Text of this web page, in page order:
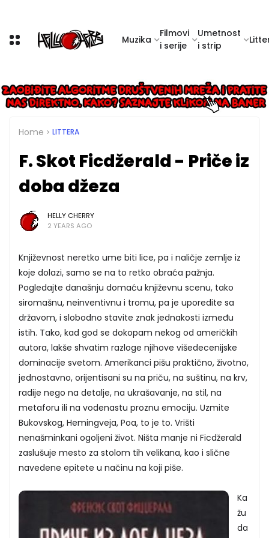
Muzika
Filmovi
i serije
Umetnost
i strip
Home LITTERA
F. Skot Ficdžerald - Priče iz
doba džeza
HELLY CHERRY
2 YEARS AGO
Književnost neretko ume biti lice, pa i naličje zemlje iz
koje dolazi, samo se na to retko obraća pažnja.
Pogledajte današnju domaću književnu scenu, tako
siromašnu, neinventivnu i tromu, pa je uporedite sa
državom, i slobodno stavite znak jednakosti između
istih. Tako, kad god se dokopam nekog od američkih
autora, lakše shvatim razloge njihove višedecenijske
dominacije svetom. Amerikanci pišu praktično, životno,
jednostavno, orijentisani su na priču, na suštinu, na krv,
radije nego na detalje, na ukrašavanje, na stil, na
metaforu ili na vodenastu proznu emociju. Uzmite
Bukovskog, Hemingveja, Poa, to je to. Vrišti
nenašminkani ogoljeni život. Ništa manje ni Ficdžerald
zaslušuje mesto za stolom tih velikana, kao i slične
navedene epitete u načinu na koji piše.
Ka
žu
da